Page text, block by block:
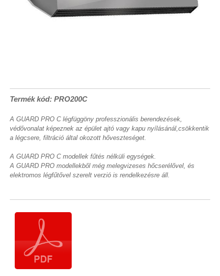
Termék kód: PRO200C
A GUARD PRO C légfüggöny professzionális berendezések,
védővonalat képeznek az épület ajtó vagy kapu nyílásánál,csökkentik
a légcsere, filtráció által okozott hőveszteséget.
A GUARD PRO C modellek fűtés nélküli egységek.
A GUARD PRO modellekből még melegvizeses hőcserélővel, és
elektromos légfűtővel szerelt verzió is rendelkezésre áll.